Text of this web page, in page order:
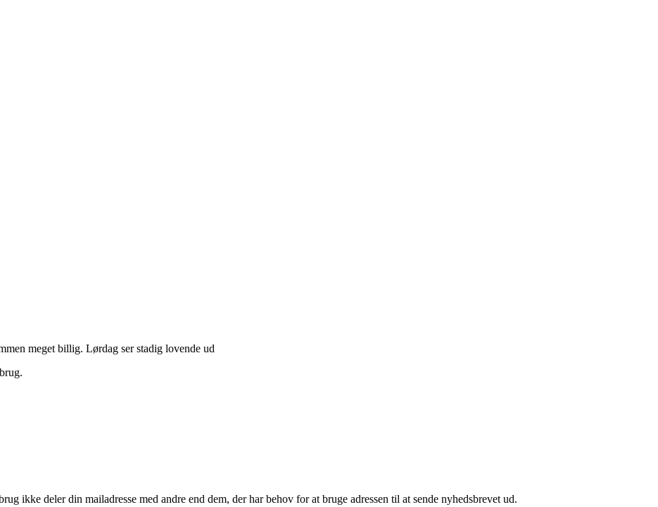
meget billig. Lørdag ser stadig lovende ud
ikke deler din mailadresse med andre end dem, der har behov for at bruge adressen til at sende nyhedsbrevet ud.